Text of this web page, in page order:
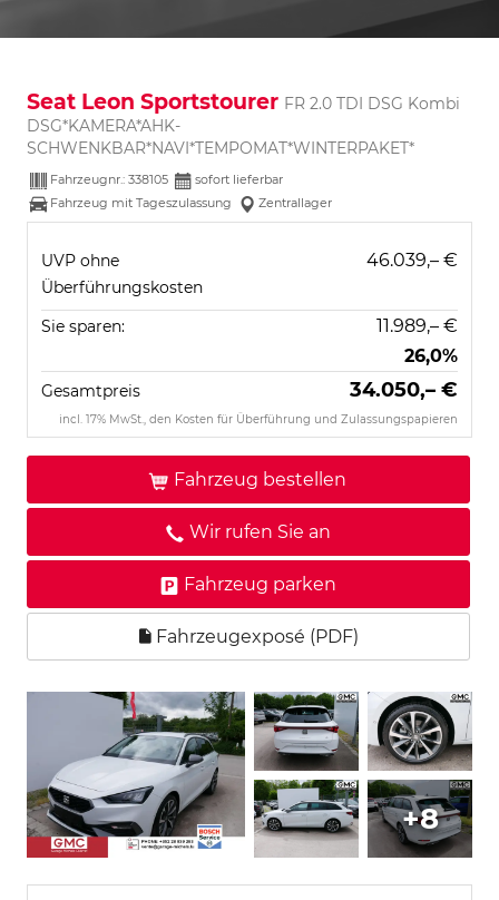
Seat Leon Sportstourer FR 2.0 TDI DSG Kombi
DSG*KAMERA*AHK-
SCHWENKBAR*NAVI*TEMPOMAT*WINTERPAKET*
Fahrzeugnr.: 338105
sofort lieferbar
Fahrzeug mit Tageszulassung
Zentrallager
UVP ohne
Überführungskosten
46.039,– €
Sie sparen:
11.989,– €
26,0%
Gesamtpreis 34.050,– €
incl. 17% MwSt., den Kosten für Überführung und Zulassungspapieren
Fahrzeug bestellen
Wir rufen Sie an
Fahrzeug parken
Fahrzeugexposé (PDF)
+8